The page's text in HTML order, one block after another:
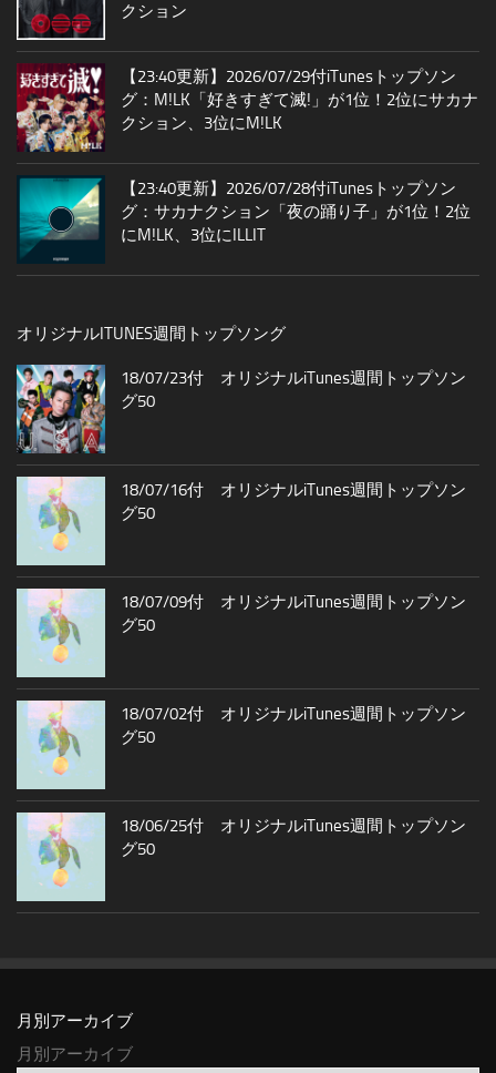
クション
【23:40更新】2026/07/29付iTunesトップソン
グ：M!LK「好きすぎて滅!」が1位！2位にサカナ
クション、3位にM!LK
【23:40更新】2026/07/28付iTunesトップソン
グ：サカナクション「夜の踊り子」が1位！2位
にM!LK、3位にILLIT
オリジナルITUNES週間トップソング
18/07/23付 オリジナルiTunes週間トップソン
グ50
18/07/16付 オリジナルiTunes週間トップソン
グ50
18/07/09付 オリジナルiTunes週間トップソン
グ50
18/07/02付 オリジナルiTunes週間トップソン
グ50
18/06/25付 オリジナルiTunes週間トップソン
グ50
月別アーカイブ
月別アーカイブ